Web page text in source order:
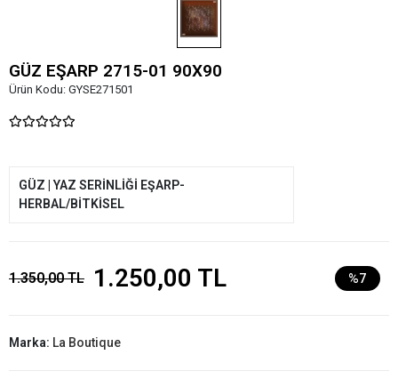
GÜZ EŞARP 2715-01 90X90
Ürün Kodu: GYSE271501
GÜZ | YAZ SERİNLİĞİ EŞARP-
HERBAL/BİTKİSEL
1.350,00 TL 1.250,00 TL %7
Marka: La Boutique